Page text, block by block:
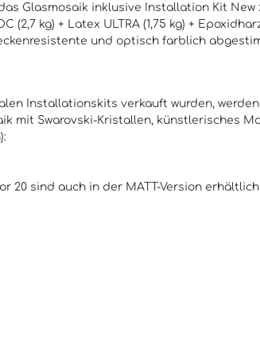
Glasmosaik inklusive Installation Kit
(2,7 kg) + Latex ULTRA (1,75 kg) +
und optisch farblich
Installationskits verkauft wurden,
mit Swarovski-Kristallen, künstlerisches
20 sind auch in der MATT-Version erhältlich